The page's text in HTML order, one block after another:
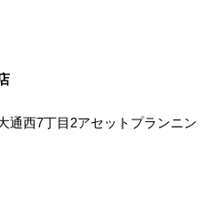
通西7丁目2アセットプランニン